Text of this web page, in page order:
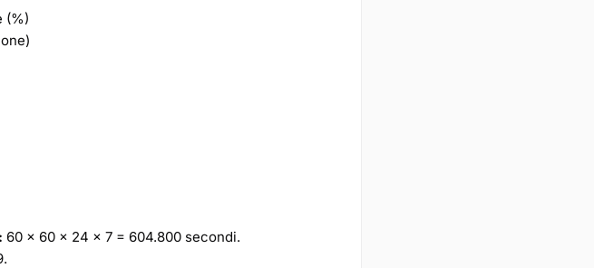
(%)
60 × 60 × 24 × 7 = 604.800 secondi.